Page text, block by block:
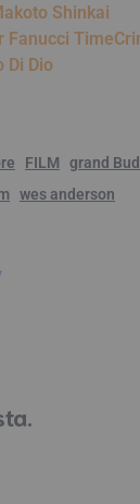
Shinkai
Fanucci
Di Dio
FILM
grand
wes anderson